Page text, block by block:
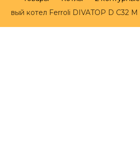
вый котел Ferroli DIVATOP D C32 M